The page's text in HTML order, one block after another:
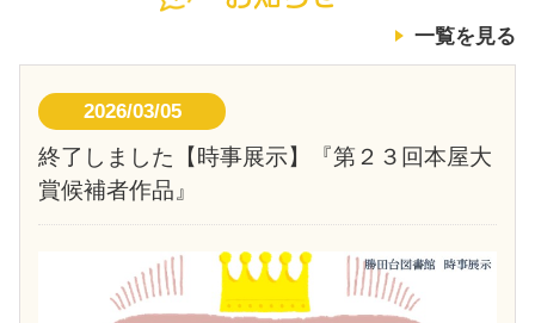
一覧を見る
2026/03/05
終了しました【時事展示】『第２３回本屋大
賞候補者作品』